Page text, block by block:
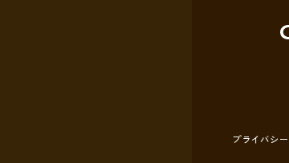
プライバシ